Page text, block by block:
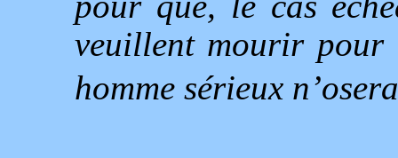
veuillent mourir pour
homme sérieux